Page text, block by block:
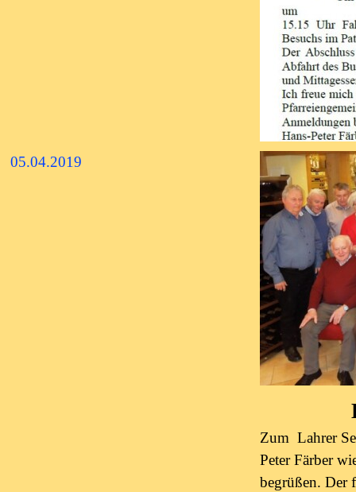
05.04.2019
Zum Lahrer
Peter Färber
begrüßen. Der